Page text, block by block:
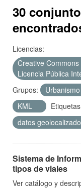
Acerca de
30
Licencias:
Creative
Licencia Pública
Grupos:
KML
datos
Sistema de
tipos de viales
Ver catálogo y